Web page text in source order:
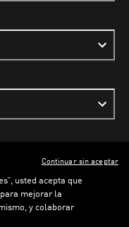
usted acepta que
mejorar la
y colaborar
Continuar sin aceptar